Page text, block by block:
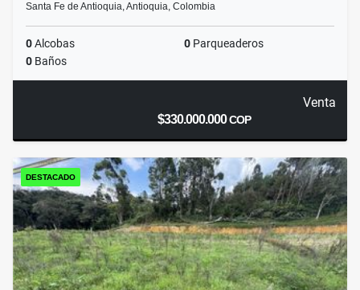
Santa Fe de Antioquia, Antioquia, Colombia
0Alcobas 0 Parqueaderos
0 Baños
Venta
$330.000.000COP
DESTACADO